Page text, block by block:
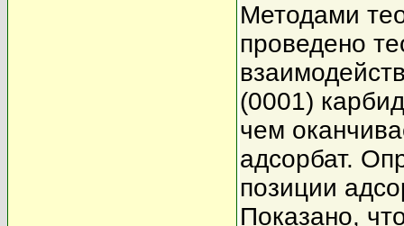
Методами
проведено
(0001)
чем
адсорбат.
позиции
Показано,